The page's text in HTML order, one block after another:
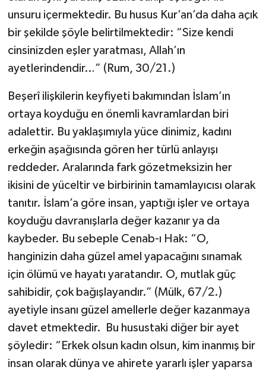
unsuru içermektedir. Bu husus Kur’an’da daha açık
bir şekilde şöyle belirtilmektedir: “Size kendi
cinsinizden eşler yaratması, Allah’ın
ayetlerindendir…” (Rum, 30/21.)
Beşerî ilişkilerin keyfiyeti bakımından İslam’ın
ortaya koyduğu en önemli kavramlardan biri
adalettir. Bu yaklaşımıyla yüce dinimiz, kadını
erkeğin aşağısında gören her türlü anlayışı
reddeder. Aralarında fark gözetmeksizin her
ikisini de yüceltir ve birbirinin tamamlayıcısı olarak
tanıtır. İslam’a göre insan, yaptığı işler ve ortaya
koyduğu davranışlarla değer kazanır ya da
kaybeder. Bu sebeple Cenab-ı Hak: “O,
hanginizin daha güzel amel yapacağını sınamak
için ölümü ve hayatı yaratandır. O, mutlak güç
sahibidir, çok bağışlayandır.” (Mülk, 67/2.)
ayetiyle insanı güzel amellerle değer kazanmaya
davet etmektedir. Bu husustaki diğer bir ayet
şöyledir: “Erkek olsun kadın olsun, kim inanmış bir
insan olarak dünya ve ahirete yararlı işler yaparsa
İzmir Müftülüğü
Kahramanmaraş Müftülüğü
Karabük Müftülüğü
Karaman Müftülüğü
Kars Müftülüğü
Kastamonu Müftülüğü
Kayseri Müftülüğü
Kilis Müftülüğü
Kırıkkale Müftülüğü
Kırşehir Müftülüğü
Kocaeli Müftülüğü